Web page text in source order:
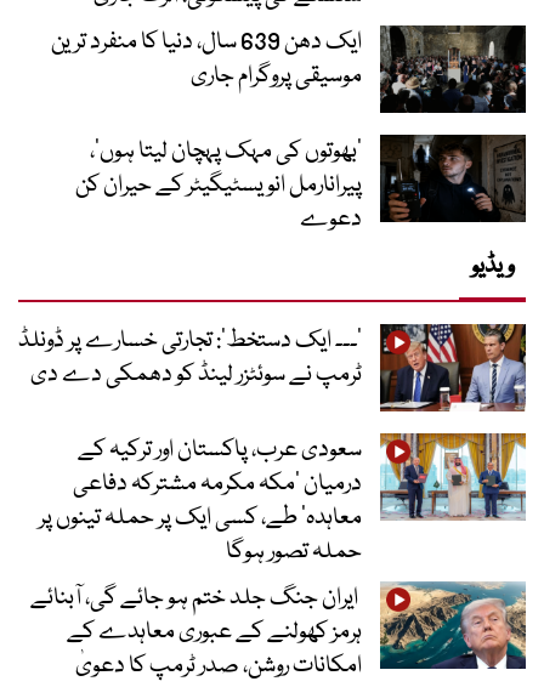
ایک دھن 639 سال، دنیا کا منفرد ترین
موسیقی پروگرام جاری
‘بھوتوں کی مہک پہچان لیتا ہوں’،
پیرانارمل انویسٹیگیٹر کے حیران کن
دعوے
ویڈیو
’۔۔۔ ایک دستخط‘: تجارتی خسارے پر ڈونلڈ
ٹرمپ نے سوئٹزر لینڈ کو دھمکی دے دی
سعودی عرب، پاکستان اور ترکیہ کے
درمیان ’مکہ مکرمہ مشترکہ دفاعی
معاہدہ‘ طے، کسی ایک پر حملہ تینوں پر
حملہ تصور ہوگا
ایران جنگ جلد ختم ہو جائے گی، آبنائے
ہرمز کھولنے کے عبوری معاہدے کے
امکانات روشن، صدر ٹرمپ کا دعویٰ